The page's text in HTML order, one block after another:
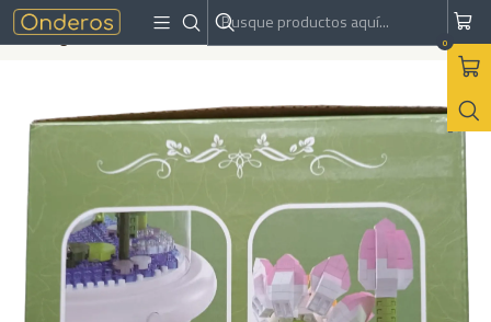
0
Inicio Armables Bloques de construcción
Starlinght Box Floriculture - Bloques de Construcción